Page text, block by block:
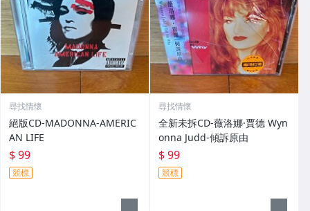
尋找情懷
絕版CD-MADONNA-AMERIC
AN LIFE
$ 99
競標
尋找情懷
全新未拆CD-薇洛娜·賈德 Wyn
onna Judd-傾訴原由
$ 99
競標